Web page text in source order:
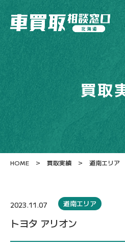
買取
HOME > 買取実績 > 道南エリア
2023.11.07 道南エリア
トヨタ アリオン